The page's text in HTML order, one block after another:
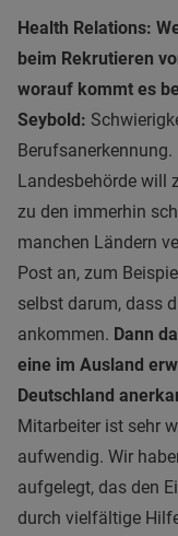
Health Relations:
beim Rekrutieren
worauf kommt es
Seybold:
Landesbehörde will
zu den immerhin
manchen Ländern
Post an, zum
selbst darum, dass
ankommen. Dann
eine im Ausland
Deutschland
Mitarbeiter ist sehr
aufwendig. Wir
aufgelegt, das den
durch vielfältige